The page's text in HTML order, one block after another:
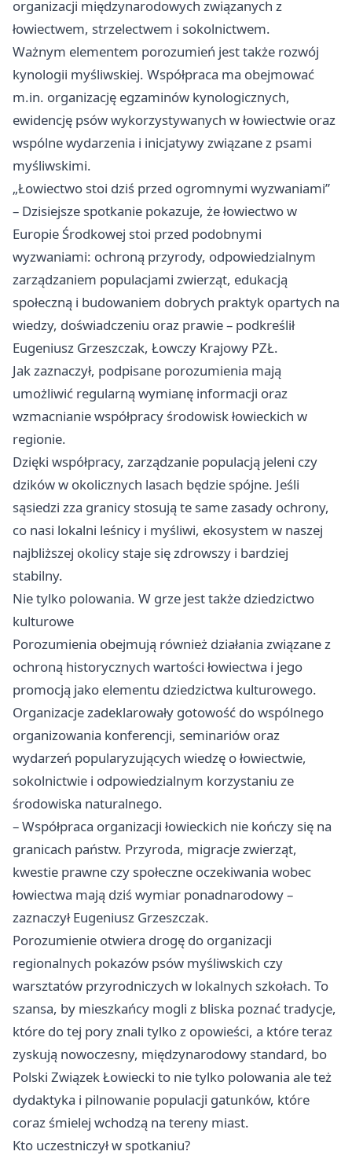
organizacji międzynarodowych związanych z
łowiectwem, strzelectwem i sokolnictwem.
Ważnym elementem porozumień jest także rozwój
kynologii myśliwskiej. Współpraca ma obejmować
m.in. organizację egzaminów kynologicznych,
ewidencję psów wykorzystywanych w łowiectwie oraz
wspólne wydarzenia i inicjatywy związane z psami
myśliwskimi.
„Łowiectwo stoi dziś przed ogromnymi wyzwaniami”
– Dzisiejsze spotkanie pokazuje, że łowiectwo w
Europie Środkowej stoi przed podobnymi
wyzwaniami: ochroną przyrody, odpowiedzialnym
zarządzaniem populacjami zwierząt, edukacją
społeczną i budowaniem dobrych praktyk opartych na
wiedzy, doświadczeniu oraz prawie – podkreślił
Eugeniusz Grzeszczak, Łowczy Krajowy PZŁ.
Jak zaznaczył, podpisane porozumienia mają
umożliwić regularną wymianę informacji oraz
wzmacnianie współpracy środowisk łowieckich w
regionie.
Dzięki współpracy, zarządzanie populacją jeleni czy
dzików w okolicznych lasach będzie spójne. Jeśli
sąsiedzi zza granicy stosują te same zasady ochrony,
co nasi lokalni leśnicy i myśliwi, ekosystem w naszej
najbliższej okolicy staje się zdrowszy i bardziej
stabilny.
Nie tylko polowania. W grze jest także dziedzictwo
kulturowe
Porozumienia obejmują również działania związane z
ochroną historycznych wartości łowiectwa i jego
promocją jako elementu dziedzictwa kulturowego.
Organizacje zadeklarowały gotowość do wspólnego
organizowania konferencji, seminariów oraz
wydarzeń popularyzujących wiedzę o łowiectwie,
sokolnictwie i odpowiedzialnym korzystaniu ze
środowiska naturalnego.
– Współpraca organizacji łowieckich nie kończy się na
granicach państw. Przyroda, migracje zwierząt,
kwestie prawne czy społeczne oczekiwania wobec
łowiectwa mają dziś wymiar ponadnarodowy –
zaznaczył Eugeniusz Grzeszczak.
Porozumienie otwiera drogę do organizacji
regionalnych pokazów psów myśliwskich czy
warsztatów przyrodniczych w lokalnych szkołach. To
szansa, by mieszkańcy mogli z bliska poznać tradycje,
które do tej pory znali tylko z opowieści, a które teraz
zyskują nowoczesny, międzynarodowy standard, bo
Polski Związek Łowiecki to nie tylko polowania ale też
dydaktyka i pilnowanie populacji gatunków, które
coraz śmielej wchodzą na tereny miast.
Kto uczestniczył w spotkaniu?